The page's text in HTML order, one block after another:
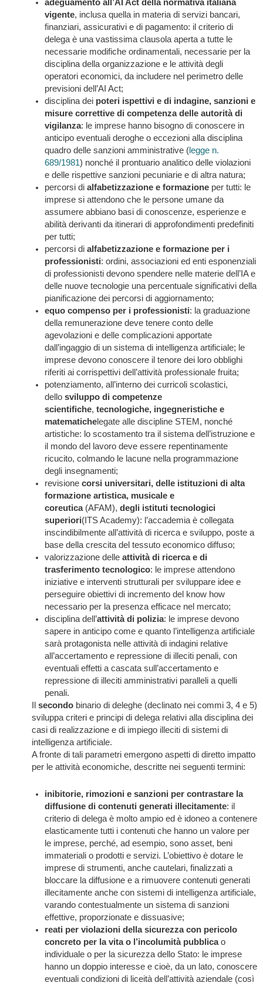
adeguamento all’AI Act della normativa italiana
vigente, inclusa quella in materia di servizi bancari,
finanziari, assicurativi e di pagamento: il criterio di
delega è una vastissima clausola aperta a tutte le
necessarie modifiche ordinamentali, necessarie per la
disciplina della organizzazione e le attività degli
operatori economici, da includere nel perimetro delle
previsioni dell’AI Act;
disciplina dei poteri ispettivi e di indagine, sanzioni e
misure correttive di competenza delle autorità di
vigilanza: le imprese hanno bisogno di conoscere in
anticipo eventuali deroghe o eccezioni alla disciplina
quadro delle sanzioni amministrative (legge n.
689/1981) nonché il prontuario analitico delle violazioni
e delle rispettive sanzioni pecuniarie e di altra natura;
percorsi di alfabetizzazione e formazioneper tutti: le
imprese si attendono che le persone umane da
assumere abbiano basi di conoscenze, esperienze e
abilità derivanti da itinerari di approfondimenti predefiniti
per tutti;
percorsi di alfabetizzazione e formazione per i
professionisti: ordini, associazioni ed enti esponenziali
di professionisti devono spendere nelle materie dell’IA e
delle nuove tecnologie una percentuale significativi della
pianificazione dei percorsi di aggiornamento;
equo compenso per i professionisti: la graduazione
della remunerazione deve tenere conto delle
agevolazioni e delle complicazioni apportate
dall’ingaggio di un sistema di intelligenza artificiale; le
imprese devono conoscere il tenore dei loro obblighi
riferiti ai corrispettivi dell’attività professionale fruita;
potenziamento, all’interno dei curricoli scolastici,
dello sviluppo di competenze
scientifiche, tecnologiche, ingegneristiche e
matematichelegate alle discipline STEM, nonché
artistiche: lo scostamento tra il sistema dell’istruzione e
il mondo del lavoro deve essere repentinamente
ricucito, colmando le lacune nella programmazione
degli insegnamenti;
revisione corsi universitari, delle istituzioni di alta
formazione artistica, musicale e
coreutica(AFAM), degli istituti tecnologici
superiori(ITS Academy): l’accademia è collegata
inscindibilmente all’attività di ricerca e sviluppo, poste a
base della crescita del tessuto economico diffuso;
valorizzazione delle attività di ricerca e di
trasferimento tecnologico: le imprese attendono
iniziative e interventi strutturali per sviluppare idee e
perseguire obiettivi di incremento del know how
necessario per la presenza efficace nel mercato;
disciplina dell’attività di polizia: le imprese devono
sapere in anticipo come e quanto l’intelligenza artificiale
sarà protagonista nelle attività di indagini relative
all’accertamento e repressione di illeciti penali, con
eventuali effetti a cascata sull’accertamento e
repressione di illeciti amministrativi paralleli a quelli
penali.
Il secondobinario di deleghe (declinato nei commi 3, 4 e 5)
sviluppa criteri e principi di delega relativi alla disciplina dei
casi di realizzazione e di impiego illeciti di sistemi di
intelligenza artificiale.
A fronte di tali parametri emergono aspetti di diretto impatto
per le attività economiche, descritte nei seguenti termini:
inibitorie, rimozioni e sanzioni per contrastare la
diffusione di contenuti generati illecitamente: il
criterio di delega è molto ampio ed è idoneo a contenere
elasticamente tutti i contenuti che hanno un valore per
le imprese, perché, ad esempio, sono asset, beni
immateriali o prodotti e servizi. L’obiettivo è dotare le
imprese di strumenti, anche cautelari, finalizzati a
bloccare la diffusione e a rimuovere contenuti generati
illecitamente anche con sistemi di intelligenza artificiale,
varando contestualmente un sistema di sanzioni
effettive, proporzionate e dissuasive;
reati per violazioni della sicurezza con pericolo
concreto per la vita o l’incolumità pubblicao
individuale o per la sicurezza dello Stato: le imprese
hanno un doppio interesse e cioè, da un lato, conoscere
eventuali condizioni di liceità dell’attività aziendale (così